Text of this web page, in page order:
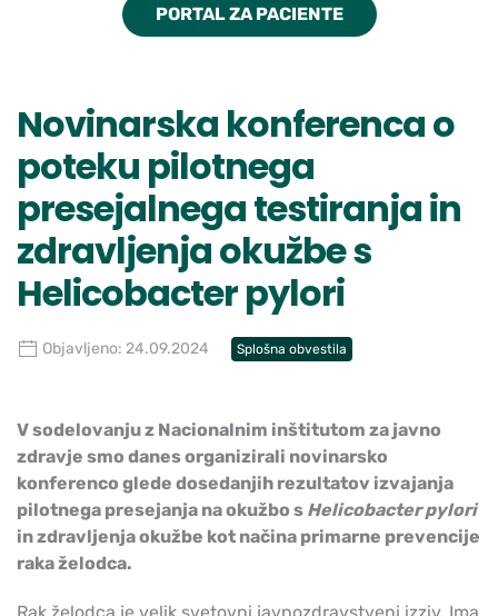
PORTAL ZA PACIENTE
Novinarska konferenca o
poteku pilotnega
presejalnega testiranja in
zdravljenja okužbe s
Helicobacter pylori
Objavljeno: 24.09.2024 Splošna obvestila
V sodelovanju z Nacionalnim inštitutom za javno
zdravje smo danes organizirali novinarsko
konferenco glede dosedanjih rezultatov izvajanja
pilotnega presejanja na okužbo s Helicobacter pylori
in zdravljenja okužbe kot načina primarne prevencije
raka želodca.